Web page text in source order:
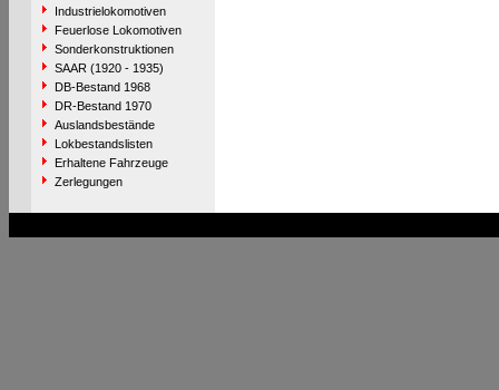
Industrielokomotiven
Feuerlose Lokomotiven
Sonderkonstruktionen
SAAR (1920 - 1935)
DB-Bestand 1968
DR-Bestand 1970
Auslandsbestände
Lokbestandslisten
Erhaltene Fahrzeuge
Zerlegungen